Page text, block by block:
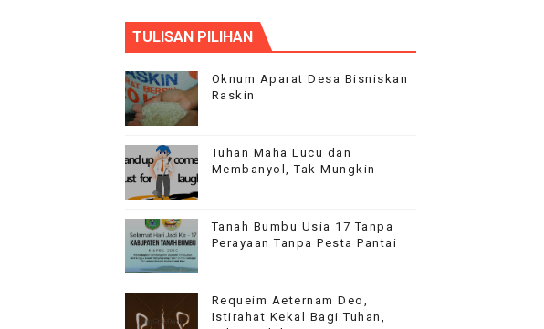
Aplha Blog
Our flagship theme is highly customizable through
the options panel, so you can modify the design,
layout and typography.
TULISAN PILIHAN
Oknum Aparat Desa Bisniskan
Raskin
Tuhan Maha Lucu dan
Membanyol, Tak Mungkin
Tanah Bumbu Usia 17 Tanpa
Perayaan Tanpa Pesta Pantai
Requeim Aeternam Deo,
Istirahat Kekal Bagi Tuhan,